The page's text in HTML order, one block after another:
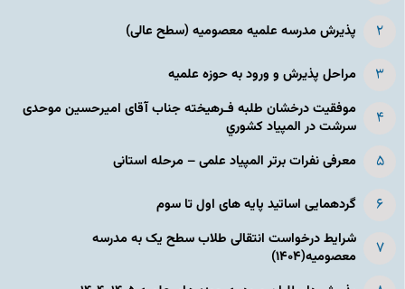
پذیرش مدرسه علمیه معصومیه‌ (سطح عالی)
مراحل پذیرش و ورود به حوزه علمیه
موفقیت درخشان طلبه فـرهیخته جناب آقای امیرحسین موحدی
سرشت در المپياد كشوري
معرفی نفرات برتر المپیاد علمی – مرحله استانی
گردهمایی اساتید پایه های اول تا سوم
شرایط درخواست انتقالی طلاب سطح یک به مدرسه
معصومیه(۱۴۰۴)